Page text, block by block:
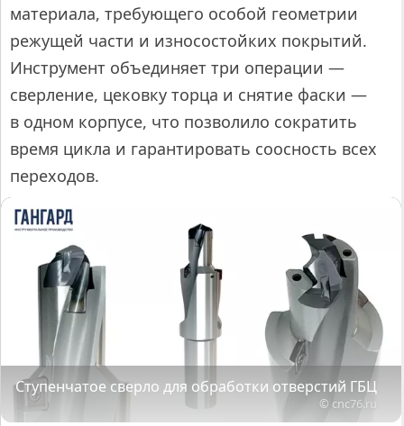
материала, требующего особой геометрии
режущей части и износостойких покрытий.
Инструмент объединяет три операции —
сверление, цековку торца и снятие фаски —
в одном корпусе, что позволило сократить
время цикла и гарантировать соосность всех
переходов.
Ступенчатое сверло для обработки отверстий ГБЦ
© cnc76.ru